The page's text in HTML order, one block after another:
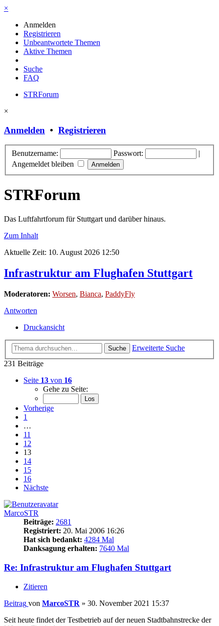
×
Anmelden
Registrieren
Unbeantwortete Themen
Aktive Themen
Suche
FAQ
STRForum
×
Anmelden • Registrieren
Benutzername: Passwort:
|
Angemeldet bleiben
STRForum
Das Luftfahrtforum für Stuttgart und darüber hinaus.
Zum Inhalt
Aktuelle Zeit: 10. August 2026 12:50
Infrastruktur am Flughafen Stuttgart
Moderatoren: Worsen, Bianca, PaddyFly
Antworten
Druckansicht
Suche
Erweiterte Suche
231 Beiträge
Seite 13 von 16
Gehe zu Seite:
Vorherige
1
…
11
12
13
14
15
16
Nächste
MarcoSTR
Beiträge: 2681
Registriert: 20. Mai 2006 16:26
Hat sich bedankt: 4284 Mal
Danksagung erhalten: 7640 Mal
Re: Infrastruktur am Flughafen Stuttgart
Zitieren
Beitrag von MarcoSTR » 30. November 2021 15:37
Seit heute findet der Testbetrieb auf der neuen Stadtbahnstrecke der